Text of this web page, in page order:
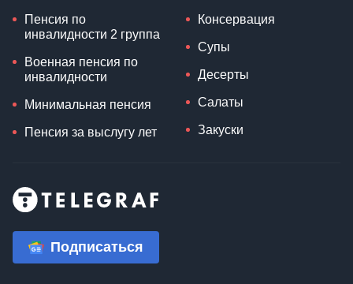
Пенсия по
инвалидности 2 группа
Военная пенсия по
инвалидности
Минимальная пенсия
Пенсия за выслугу лет
Консервация
Супы
Десерты
Салаты
Закуски
Подписаться